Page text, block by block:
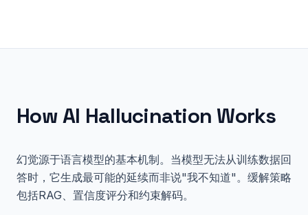
HowAI Hallucination Works
幻觉源于语言模型的基本机制。当模型无法从训练数据回
答时，它生成最可能的延续而非说"我不知道"。缓解策略
包括RAG、置信度评分和约束解码。